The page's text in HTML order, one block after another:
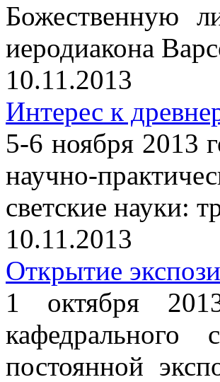
Божественную
иеродиакона
10.11.2013
Интерес к
5-6 ноября 2013
научно-
светские науки:
10.11.2013
Открытие
1 октября
постоянной